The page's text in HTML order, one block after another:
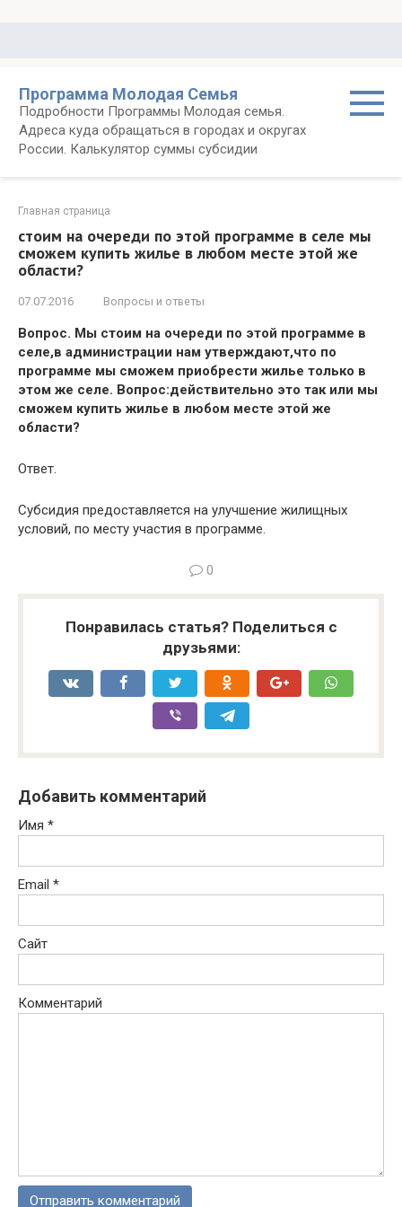
Программа Молодая Семья
Подробности Программы Молодая семья.
Адреса куда обращаться в городах и округах
России. Калькулятор суммы субсидии
Главная страница
стоим на очереди по этой программе в селе мы
сможем купить жилье в любом месте этой же
области?
07.07.2016 Вопросы и ответы
Вопрос. Мы стоим на очереди по этой программе в
селе,в администрации нам утверждают,что по
программе мы сможем приобрести жилье только в
этом же селе. Вопрос:действительно это так или мы
сможем купить жилье в любом месте этой же
области?
Ответ.
Субсидия предоставляется на улучшение жилищных
условий, по месту участия в программе.
0
Понравилась статья? Поделиться с
друзьями:
Добавить комментарий
Имя *
Email *
Сайт
Комментарий